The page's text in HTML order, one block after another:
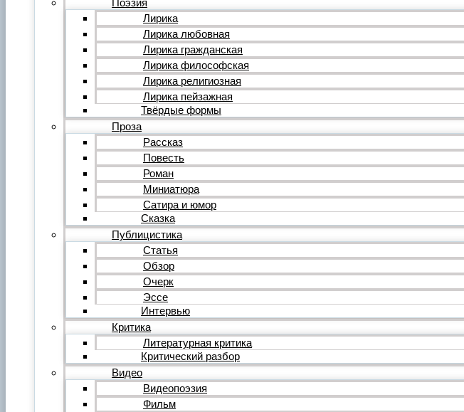
Лирика
Лирика любовная
Лирика гражданская
Лирика философская
Лирика религиозная
Лирика пейзажная
Твёрдые формы
Проза
Рассказ
Повесть
Роман
Миниатюра
Сатира и юмор
Сказка
Публицистика
Статья
Обзор
Очерк
Эссе
Интервью
Критика
Литературная критика
Критический разбор
Видео
Видеопоэзия
Фильм
Фильм
Видеообзор
Видеоклип
Музыка
Авторская песня
Песня
Поп
Рок
Шансон
Мастерская
Гражданинъ
Поэтическая подборка для альманаха
Все темы форума
О литературе
О политике
О музыке
О кино
О разном
Комментарии
Пользователи
Авторский анонс
Редакция
Инструкции
Вставка видеоплеера
Вставка аудиоплеера